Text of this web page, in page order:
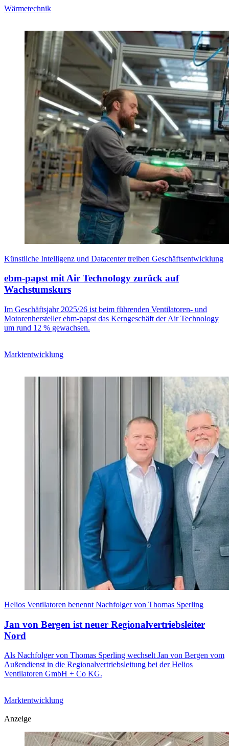
Wärmetechnik
Künstliche Intelligenz und Datacenter treiben Geschäftsentwicklung
ebm-papst mit Air Technology zurück auf
Wachstumskurs
Im Geschäftsjahr 2025/26 ist beim führenden Ventilatoren- und
Motorenhersteller ebm-papst das Kerngeschäft der Air Technology
um rund 12 % gewachsen.
Marktentwicklung
Helios Ventilatoren benennt Nachfolger von Thomas Sperling
Jan von Bergen ist neuer Regionalvertriebsleiter
Nord
Als Nachfolger von Thomas Sperling wechselt Jan von Bergen vom
Außendienst in die Regionalvertriebsleitung bei der Helios
Ventilatoren GmbH + Co KG.
Marktentwicklung
Anzeige